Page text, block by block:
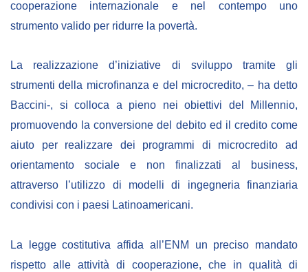
BIBLIOTECA
Pubblicazioni
OPPORTUNITÀ
Bandi
Borse di studio
Alta Formazione
Contratti/Accordi/Grant
cooperazione internazionale e nel contempo uno
strumento valido per ridurre la povertà.
La realizzazione d’iniziative di sviluppo tramite gli
strumenti della microfinanza e del microcredito, – ha detto
Baccini-, si colloca a pieno nei obiettivi del Millennio,
promuovendo la conversione del debito ed il credito come
aiuto per realizzare dei programmi di microcredito ad
orientamento sociale e non finalizzati al business,
attraverso l’utilizzo di modelli di ingegneria finanziaria
condivisi con i paesi Latinoamericani.
La legge costitutiva affida all’ENM un preciso mandato
rispetto alle attività di cooperazione, che in qualità di